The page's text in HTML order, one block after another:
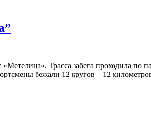
Трасса забега проходила по
бежали 12 кругов – 12